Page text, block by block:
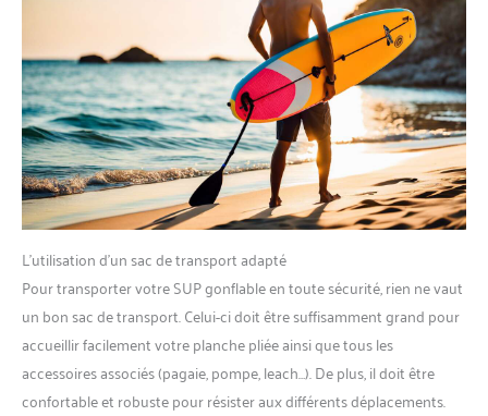
L’utilisation d’un sac de transport adapté
Pour transporter votre SUP gonflable en toute sécurité, rien ne vaut
un bon sac de transport. Celui-ci doit être suffisamment grand pour
accueillir facilement votre planche pliée ainsi que tous les
accessoires associés (pagaie, pompe, leach…). De plus, il doit être
confortable et robuste pour résister aux différents déplacements.